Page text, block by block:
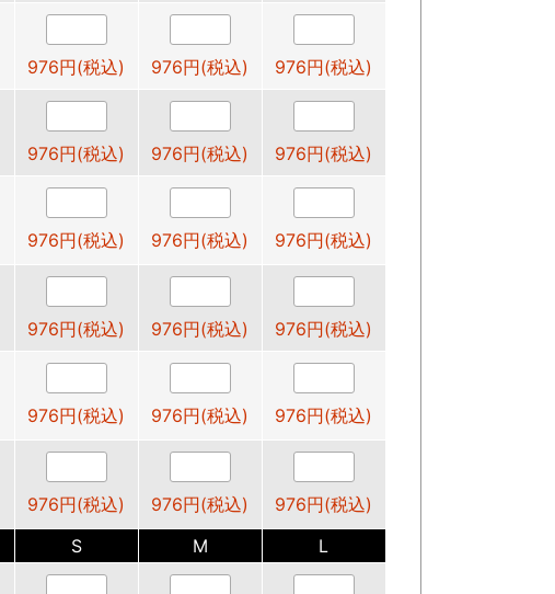
976円(税込) 976円(税込) 976円(税込)
976円(税込) 976円(税込) 976円(税込)
976円(税込) 976円(税込) 976円(税込)
976円(税込) 976円(税込) 976円(税込)
976円(税込) 976円(税込) 976円(税込)
976円(税込) 976円(税込)
976円(税込)
S M L